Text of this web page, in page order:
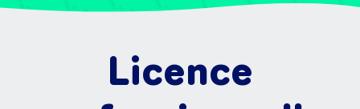
Licence